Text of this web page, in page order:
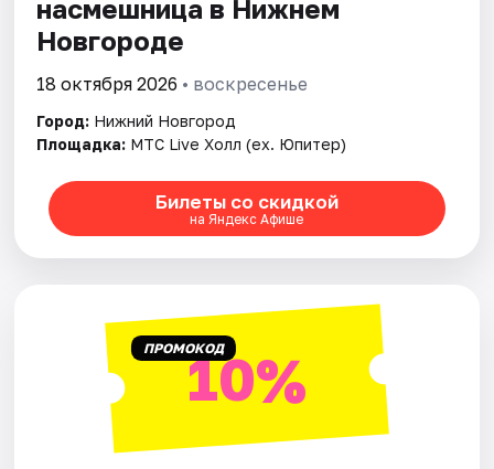
Артисты
Рейтинги
насмешница в Нижнем
Новгороде
18 октября 2026 • воскресенье
Город: Нижний Новгород
Площадка: МТС Live Холл (ex. Юпитер)
Билеты со скидкой
на Яндекс Афише
ПРОМОКОД10%